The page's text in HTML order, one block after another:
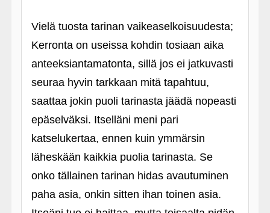
Vielä tuosta tarinan vaikeaselkoisuudesta;
Kerronta on useissa kohdin tosiaan aika
anteeksiantamatonta, sillä jos ei jatkuvasti
seuraa hyvin tarkkaan mitä tapahtuu,
saattaa jokin puoli tarinasta jäädä nopeasti
epäselväksi. Itselläni meni pari
katselukertaa, ennen kuin ymmärsin
läheskään kaikkia puolia tarinasta. Se
onko tällainen tarinan hidas avautuminen
paha asia, onkin sitten ihan toinen asia.